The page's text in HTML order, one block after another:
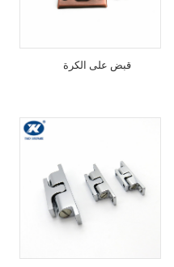
قبض على الكرة